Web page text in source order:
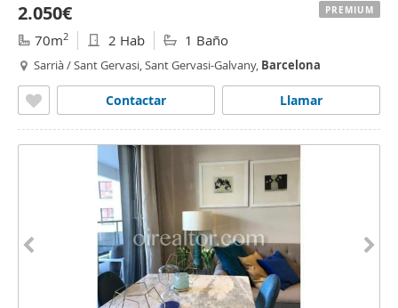
2.050€
70m2 2 Hab 1 Baño
Sarrià / Sant Gervasi, Sant Gervasi-Galvany, Barcelona
Llamar
Contactar
PREMIUM